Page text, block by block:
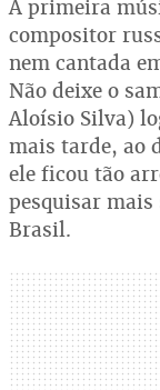
A primeira
compositor
nem cantada
Não deixe o
Aloísio Silva)
mais tarde, ao
ele ficou tão
pesquisar mais
Brasil.